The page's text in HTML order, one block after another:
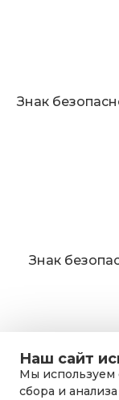
Наш сайт
Мы используем
сбора и
Знак
Знак